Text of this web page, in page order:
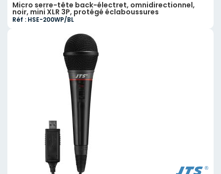
Micro serre-tête back-électret, omnidirectionnel,
noir, mini XLR 3P, protégé éclaboussures
Réf : HSE-200WP/BL